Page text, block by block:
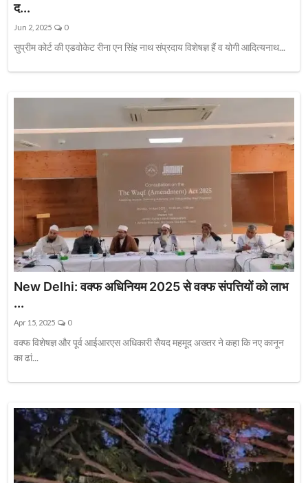
द...
Jun 2, 2025 0
सुप्रीम कोर्ट की एडवोकेट रीना एन सिंह नाथ संप्रदाय विशेषज्ञ हैं व योगी आदित्यनाथ...
New Delhi: वक्फ अधिनियम 2025 से वक्फ संपत्तियों को लाभ
...
Apr 15, 2025 0
वक्फ विशेषज्ञ और पूर्व आईआरएस अधिकारी सैयद महमूद अख्तर ने कहा कि नए कानून
का ढां...